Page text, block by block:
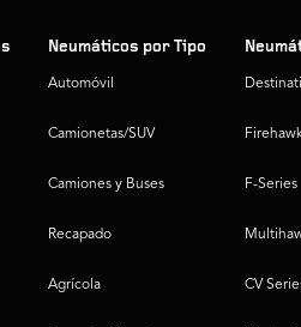
Neumáticos por Tipo
Automóvil
Camionetas/SUV
Camiones y Buses
Recapado
Agrícola
F-Series
CV